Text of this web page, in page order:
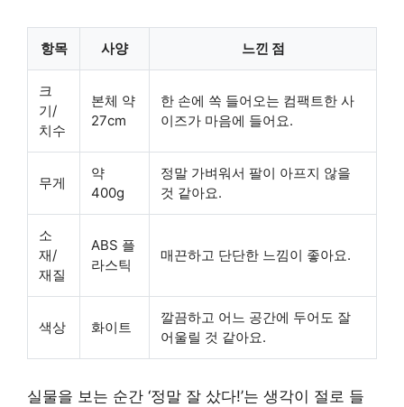
항목 사양 느낀 점
크
기/
치수
본체 약
27cm
한 손에 쏙 들어오는 컴팩트한 사
이즈가 마음에 들어요.
무게
약
400g
정말 가벼워서 팔이 아프지 않을
것 같아요.
소
재/
재질
ABS 플
라스틱
매끈하고 단단한 느낌이 좋아요.
색상 화이트
깔끔하고 어느 공간에 두어도 잘
어울릴 것 같아요.
실물을 보는 순간 ‘정말 잘 샀다!’는 생각이 절로 들